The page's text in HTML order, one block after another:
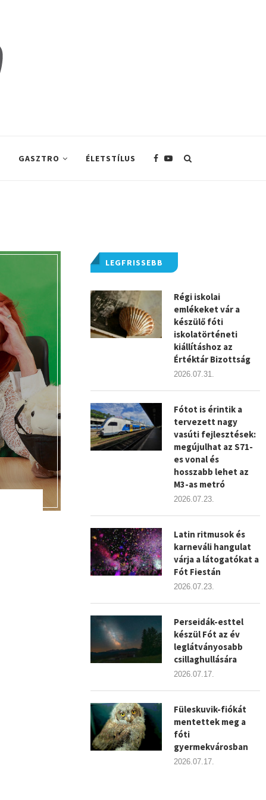
GASZTRO ÉLETSTÍLUS
LEGFRISSEBB
Régi iskolai
emlékeket vár a
készülő fóti
iskolatörténeti
kiállításhoz az
Értéktár Bizottság
2026.07.31.
Fótot is érintik a
tervezett nagy
vasúti fejlesztések:
megújulhat az S71-
es vonal és
hosszabb lehet az
M3-as metró
2026.07.23.
Latin ritmusok és
karneváli hangulat
várja a látogatókat a
Fót Fiestán
2026.07.23.
Perseidák-esttel
készül Fót az év
leglátványosabb
csillaghullására
2026.07.17.
Füleskuvik-fiókát
mentettek meg a
fóti
gyermekvárosban
2026.07.17.